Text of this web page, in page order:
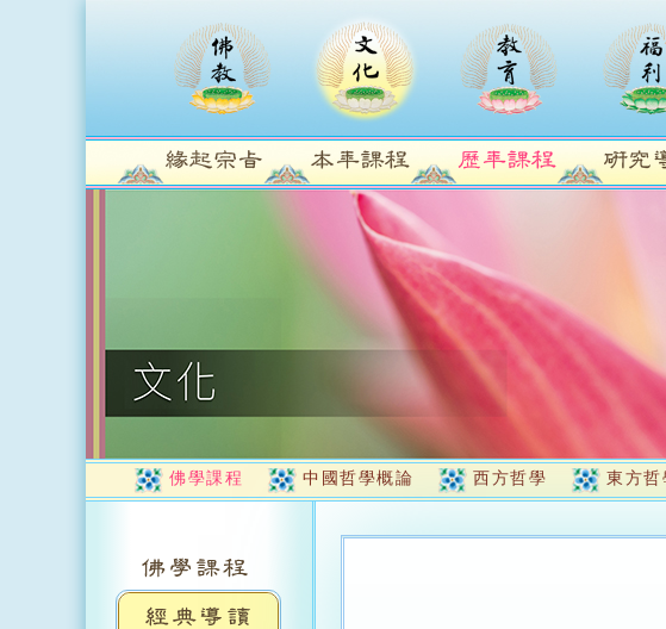
佛學課程 中國哲學概論 西方哲學 東方哲